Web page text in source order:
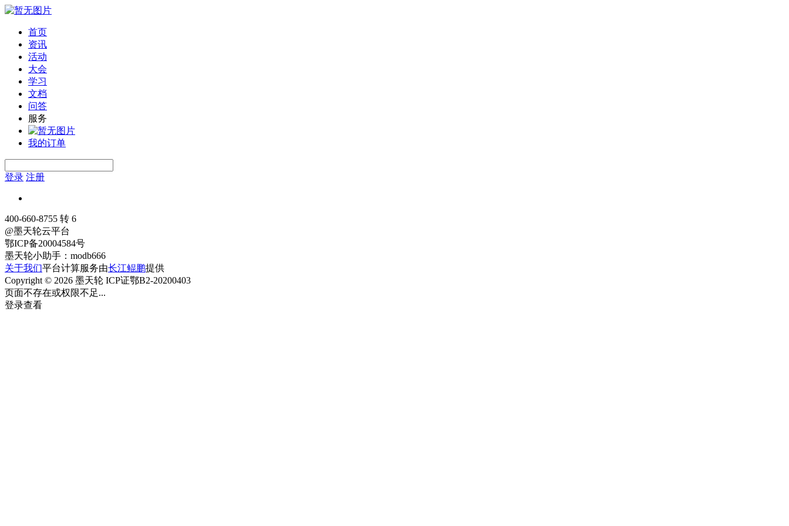
首页
资讯
活动
大会
学习
文档
问答
服务
我的订单
登录 注册
400-660-8755 转 6
@墨天轮云平台
鄂ICP备20004584号
墨天轮小助手：modb666
关于我们平台计算服务由长江鲲鹏提供
Copyright © 2026 墨天轮 ICP证鄂B2-20200403
页面不存在或权限不足...
登录查看